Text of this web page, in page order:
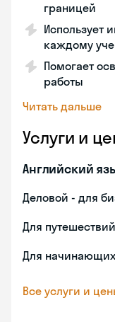
границей
Использует
каждому
Помогает
работы
Читать дальше
Услуги и
Английский
Деловой - для
Для путешествий
Для
Все услуги и